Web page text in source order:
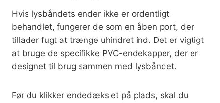
Hvis lysbåndets ender ikke er ordentligt
behandlet, fungerer de som en åben port, der
tillader fugt at trænge uhindret ind. Det er vigtigt
at bruge de specifikke PVC-endekapper, der er
designet til brug sammen med lysbåndet.
Før du klikker endedækslet på plads, skal du